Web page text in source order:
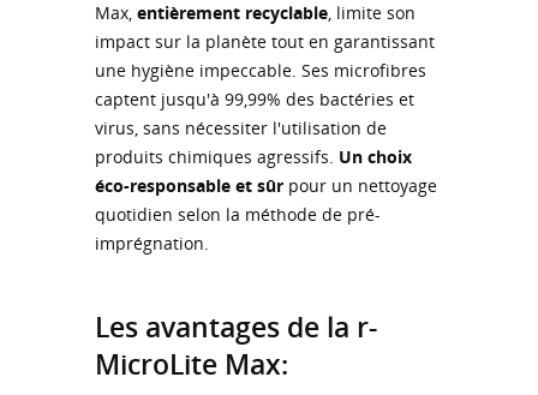
Max, entièrement recyclable, limite son
impact sur la planète tout en garantissant
une hygiène impeccable. Ses microfibres
captent jusqu'à 99,99% des bactéries et
virus, sans nécessiter l'utilisation de
produits chimiques agressifs. Un choix
éco-responsable et sûr pour un nettoyage
quotidien selon la méthode de pré-
imprégnation.
Les avantages de la r-
MicroLite Max: